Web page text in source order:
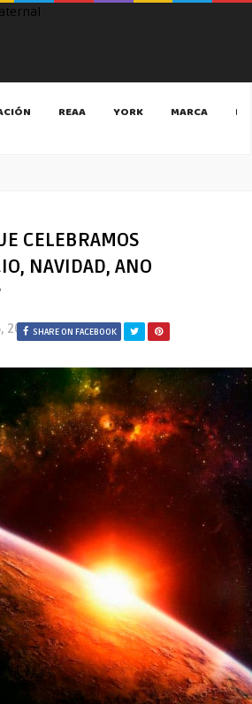
REAA YORK MARCA
CELEBRAMOS
NAVIDAD, ANO
2021SHARE ON FACEBOOK